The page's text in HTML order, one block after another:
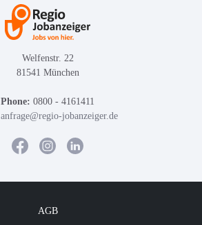
Welfenstr. 22
81541 München
Phone: 0800 - 4161411
anfrage@regio-jobanzeiger.de
AGB